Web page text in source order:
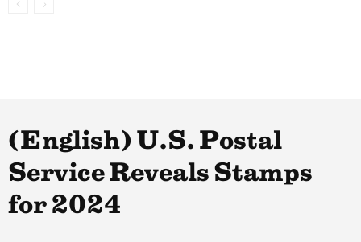
(English) U.S. Postal
Service Reveals Stamps
for 2024